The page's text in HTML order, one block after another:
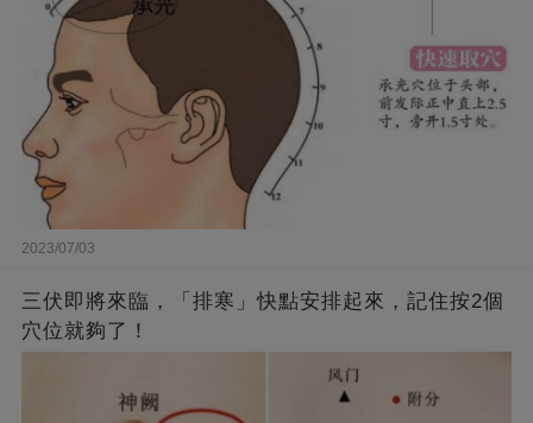
2023/07/03
三伏即將來臨，「排寒」快點安排起來，記住按2個
穴位就夠了！